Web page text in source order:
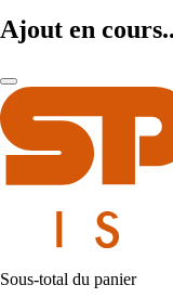
Ajout en
Sous-total du panier